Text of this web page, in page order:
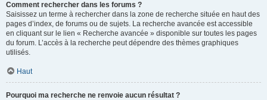
Comment rechercher dans les forums ?
Saisissez un terme à rechercher dans la zone de recherche située en haut des
pages d’index, de forums ou de sujets. La recherche avancée est accessible
en cliquant sur le lien « Recherche avancée » disponible sur toutes les pages
du forum. L’accès à la recherche peut dépendre des thèmes graphiques
utilisés.
Haut
Pourquoi ma recherche ne renvoie aucun résultat ?